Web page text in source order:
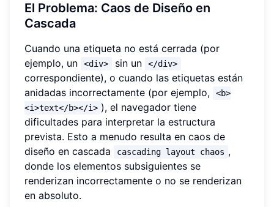
El Problema: Caos de Diseño en
Cascada
Cuando una etiqueta no está cerrada (por
ejemplo, un
<div> sin un </div>
correspondiente), o cuando las etiquetas están
anidadas incorrectamente (por ejemplo,
<b>
<i>text</b></i> ), el navegador tiene
dificultades para interpretar la estructura
prevista. Esto a menudo resulta en caos de
diseño en cascada
cascading layout chaos ,
donde los elementos subsiguientes se
renderizan incorrectamente o no se renderizan
en absoluto.